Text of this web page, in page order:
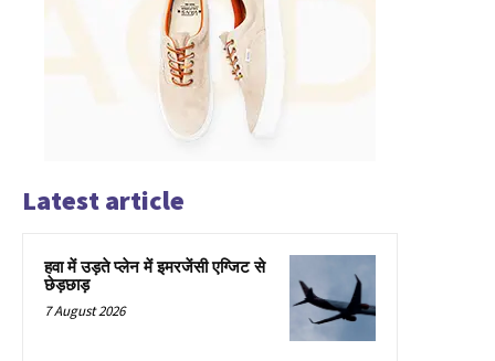
Latest article
हवा में उड़ते प्लेन में इमरजेंसी एग्जिट से
छेड़छाड़
7 August 2026